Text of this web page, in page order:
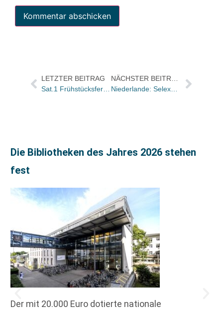
LETZTER BEITRAG
Sat.1 Frühstücksfernsehen: Buchtitel der Sendung von übermorgen
Die Bibliotheken des Jahres 2026 stehen
fest
Der mit 20.000 Euro dotierte nationale